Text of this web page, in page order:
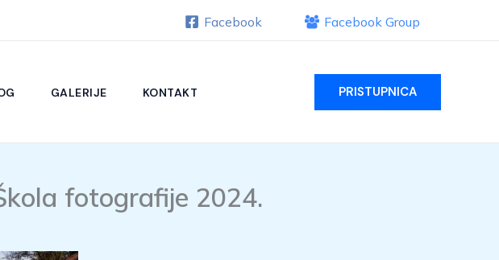
Facebook Facebook Group
GALERIJE KONTAKT PRISTUPNICA
fotografije 2024.